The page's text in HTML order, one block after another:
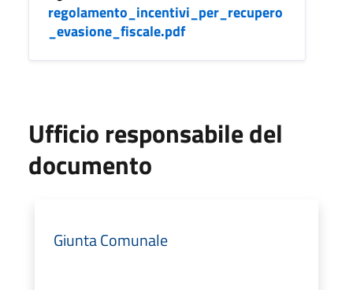
regolamento_incentivi_per_recupero
_evasione_fiscale.pdf
Ufficio responsabile del
documento
Giunta Comunale